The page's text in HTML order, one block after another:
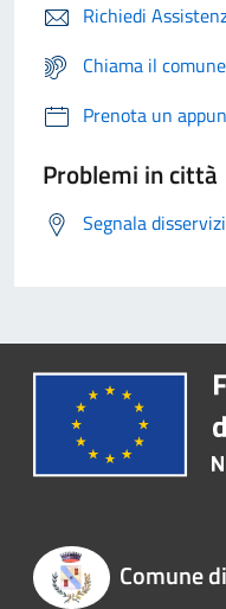
Richiedi
Chiama il
Prenota un
Problemi in città
Segnala
Comune